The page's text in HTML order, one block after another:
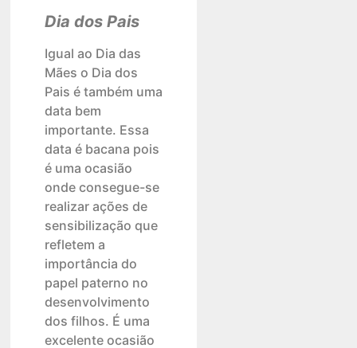
Dia dos Pais
Igual ao Dia das
Mães o Dia dos
Pais é também uma
data bem
importante. Essa
data é bacana pois
é uma ocasião
onde consegue-se
realizar ações de
sensibilização que
refletem a
importância do
papel paterno no
desenvolvimento
dos filhos. É uma
excelente ocasião